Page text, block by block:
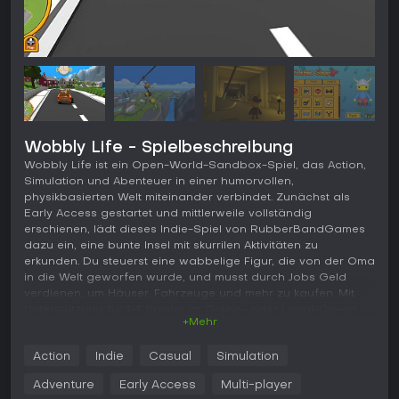
Wobbly Life - Spielbeschreibung
Wobbly Life ist ein Open-World-Sandbox-Spiel, das Action,
Simulation und Abenteuer in einer humorvollen,
physikbasierten Welt miteinander verbindet. Zunächst als
Early Access gestartet und mittlerweile vollständig
erschienen, lädt dieses Indie-Spiel von RubberBandGames
dazu ein, eine bunte Insel mit skurrilen Aktivitäten zu
erkunden. Du steuerst eine wabbelige Figur, die von der Oma
in die Welt geworfen wurde, und musst durch Jobs Geld
verdienen, um Häuser, Fahrzeuge und mehr zu kaufen. Mit
setzt es auf Erkundung, Mini-Games und kooperativen Spaß
+Mehr
Action Indie Casual Simulation
Adventure Early Access Multi-player